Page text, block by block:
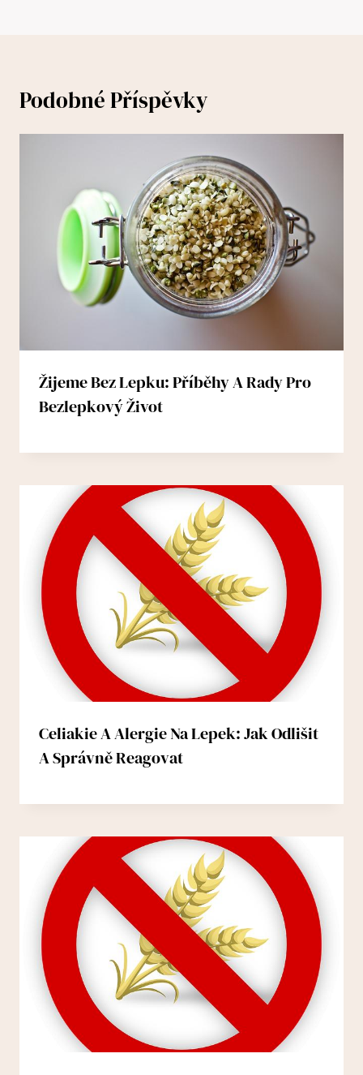
Podobné Příspěvky
Žijeme Bez Lepku: Příběhy A Rady Pro
Bezlepkový Život
Celiakie A Alergie Na Lepek: Jak Odlišit
A Správně Reagovat